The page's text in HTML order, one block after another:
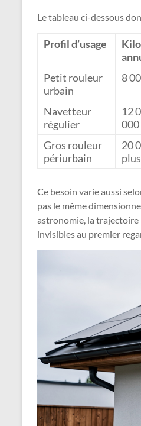
Le tableau ci-dessous
Profil d’usage
Petit rouleur
urbain
8
Navetteur
régulier
12
000
Gros rouleur
périurbain
20
plus
Ce besoin varie aussi
pas le même
astronomie, la trajectoire
invisibles au premier